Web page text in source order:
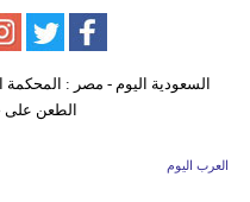
العرب اليوم